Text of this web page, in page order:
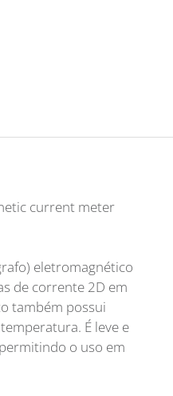
current meter
eletromagnético
de corrente 2D em
também possui
É leve e
o uso em